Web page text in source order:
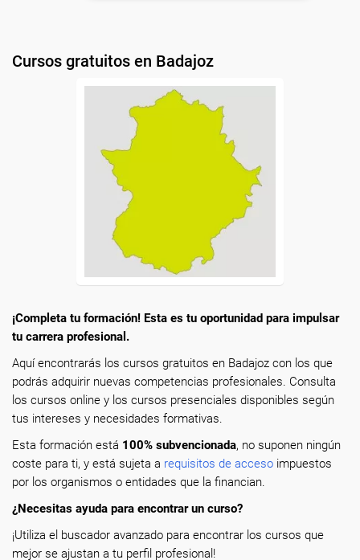
Cursos gratuitos en Badajoz
¡Completa tu formación! Esta es tu oportunidad para impulsar
tu carrera profesional.
Aquí encontrarás los cursos gratuitos en Badajoz con los que
podrás adquirir nuevas competencias profesionales. Consulta
los cursos online y los cursos presenciales disponibles según
tus intereses y necesidades formativas.
Esta formación está 100% subvencionada, no suponen ningún
coste para ti, y está sujeta a requisitos de acceso impuestos
por los organismos o entidades que la financian.
¿Necesitas ayuda para encontrar un curso?
¡Utiliza el buscador avanzado para encontrar los cursos que
mejor se ajustan a tu perfil profesional!